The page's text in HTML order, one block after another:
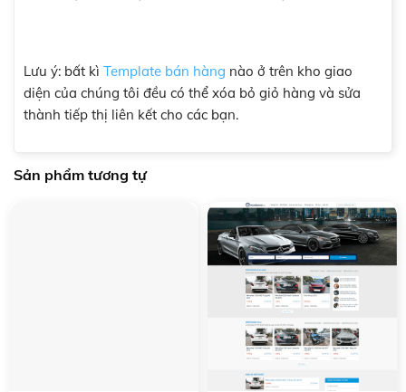
Lưu ý: bất kì Template bán hàng nào ở trên kho giao
diện của chúng tôi đều có thể xóa bỏ giỏ hàng và sửa
thành tiếp thị liên kết cho các bạn.
Sản phẩm tương tự